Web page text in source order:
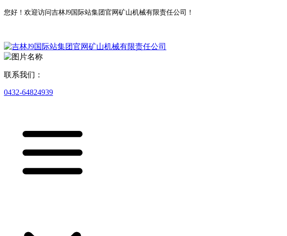
您好！欢迎访问吉林J9国际站集团官网矿山机械有限责任公司！
联系我们：
0432-64824939